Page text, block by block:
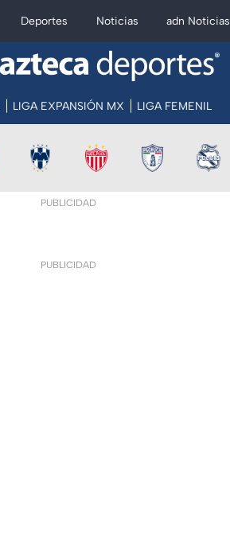
Deportes Noticias adn Noticias
LIGA EXPANSIÓN MX LIGA FEMENIL
PUBLICIDAD
PUBLICIDAD